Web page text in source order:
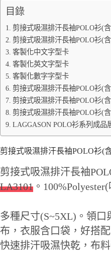
目錄
剪接式吸濕排汗長袖POLO衫(
剪接式吸濕排汗長袖POLO衫(
客製化中文字型卡
客製化英文字型卡
客製化數字字型卡
剪接式吸濕排汗長袖POLO衫(
剪接式吸濕排汗長袖POLO衫(
剪接式吸濕排汗長袖POLO衫(
LAGGASON POLO衫系列成品
剪接式吸濕排汗長袖POLO衫(
剪接式吸濕排汗長袖
LA3101 。
多種尺寸(S~5XL)。領
布，衣服含口袋，好搭
快速排汗吸濕快乾，布